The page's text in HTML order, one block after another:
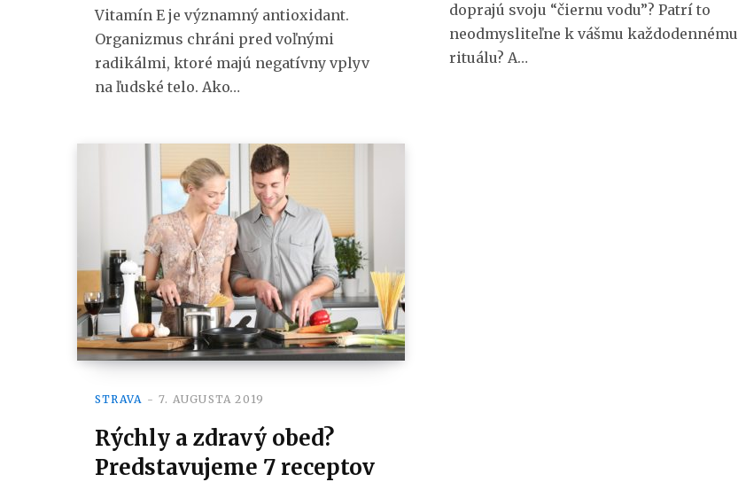
Vitamín E je významný antioxidant.
Organizmus chráni pred voľnými
radikálmi, ktoré majú negatívny vplyv
na ľudské telo. Ako…
doprajú svoju “čiernu vodu”? Patrí to
neodmysliteľne k vášmu každodennému
rituálu? A…
STRAVA 7. AUGUSTA 2019
Rýchly a zdravý obed?
Predstavujeme 7 receptov